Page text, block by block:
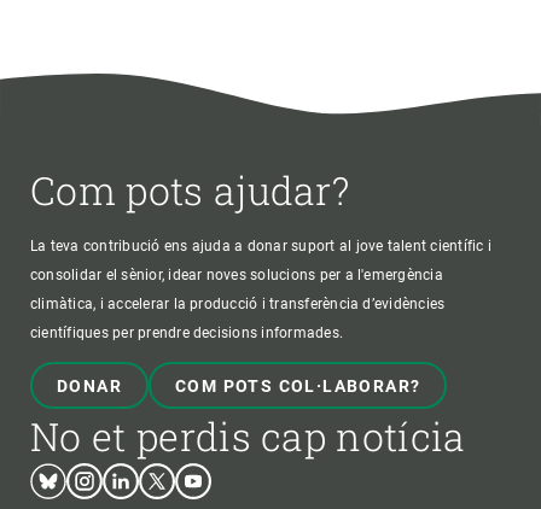
Com pots ajudar?
La teva contribució ens ajuda a donar suport al jove talent científic i
consolidar el sènior, idear noves solucions per a l'emergència
climàtica, i accelerar la producció i transferència d’evidències
científiques per prendre decisions informades.
DONAR COM POTS COL·LABORAR?
No et perdis cap notícia
BlueskyInstagram
LinkedinTwitterYoutube